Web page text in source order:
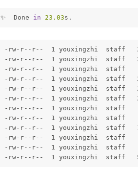
✨  Done in 23.03s.
-rw-r--r--  1 youxingzhi  staff
-rw-r--r--  1 youxingzhi  staff
-rw-r--r--  1 youxingzhi  staff
-rw-r--r--  1 youxingzhi  staff
-rw-r--r--  1 youxingzhi  staff
-rw-r--r--  1 youxingzhi  staff
-rw-r--r--  1 youxingzhi  staff
-rw-r--r--  1 youxingzhi  staff
-rw-r--r--  1 youxingzhi  staff
-rw-r--r--  1 youxingzhi  staff
-rw-r--r--  1 youxingzhi  staff
-rw-r--r--  1 youxingzhi  staff